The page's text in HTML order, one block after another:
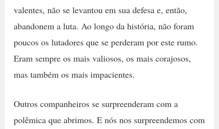
valentes, não se levantou em sua defesa e, então,
abandonem a luta. Ao longo da história, não foram
poucos os lutadores que se perderam por este rumo.
Eram sempre os mais valiosos, os mais corajosos,
mas também os mais impacientes.
Outros companheiros se surpreenderam com a
polêmica que abrimos. E nós nos surpreendemos com